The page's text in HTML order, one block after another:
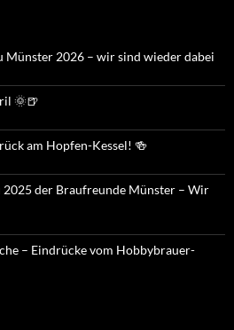
Münster 2026 – wir sind wieder dabei
🌞🍺
am Hopfen-Kessel! 🍻
2025 der Braufreunde Münster – Wir
– Eindrücke vom Hobbybrauer-